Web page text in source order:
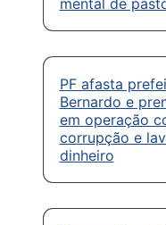
PF afasta
Bernardo e
em operação
corrupção e
dinheiro